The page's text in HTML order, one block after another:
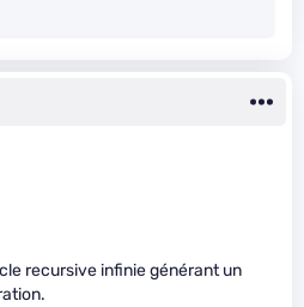
recursive infinie générant un